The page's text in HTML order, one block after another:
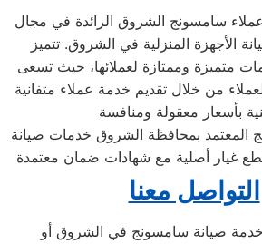
سامسونج الشروق الرائدة في مجال
الأجهزة المنزلية في الشروق. تتميز
متميزة وممتازة لعملائها، حيث تسعى
من خلال تقديم خدمة عملاء متفانية
المعتمد بمحافظة الشروق خدمات صيانة
التواصل معنا
صيانة سامسونج في الشروق أو